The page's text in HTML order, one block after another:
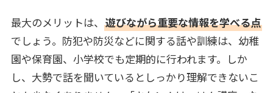
最大のメリットは、 遊びながら重要な情報を学べる点
でしょう。防犯や防災などに関する話や訓練は、幼稚
園や保育園、小学校でも定期的に行われます。しか
し、大勢で話を聞いているとしっかり理解できないこ